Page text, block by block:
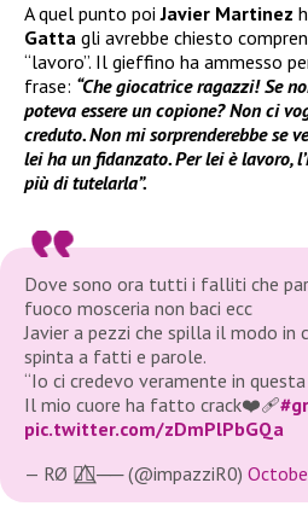
A quel punto poiJavier Martinez
Gatta gli avrebbe chiesto
“lavoro”. Il gieffino ha ammesso
frase: “Che giocatrice ragazzi! Se
poteva essere un copione? Non ci
creduto. Non mi sorprenderebbe se
lei ha un fidanzato. Per lei è lavoro,
più di tutelarla”.
Dove sono ora tutti i falliti che
fuoco mosceria non baci ecc
Javier a pezzi che spilla il modo in
spinta a fatti e parole.
“Io ci credevo veramente in questa
Il mio cuore ha fatto crack❤️‍🩹
pic.twitter.com/zDmPlPbGQa
— RØ 🏳️‍🌈⃤── (@impazziR0)